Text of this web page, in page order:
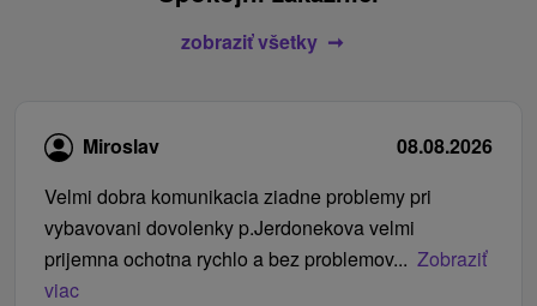
zobraziť všetky
Miroslav
08.08.2026
Velmi dobra komunikacia ziadne problemy pri
vybavovani dovolenky p.Jerdonekova velmi
prijemna ochotna rychlo a bez problemov... Zobraziť
viac